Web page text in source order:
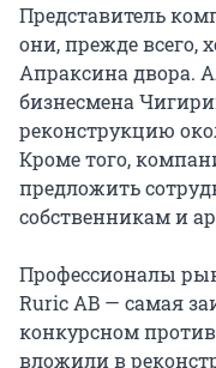
Представитель
они, прежде всего,
Апраксина двора.
бизнесмена
реконструкцию
Кроме того,
предложить
собственникам и
Профессионалы
Ruric AB — самая
конкурсном
вложили в